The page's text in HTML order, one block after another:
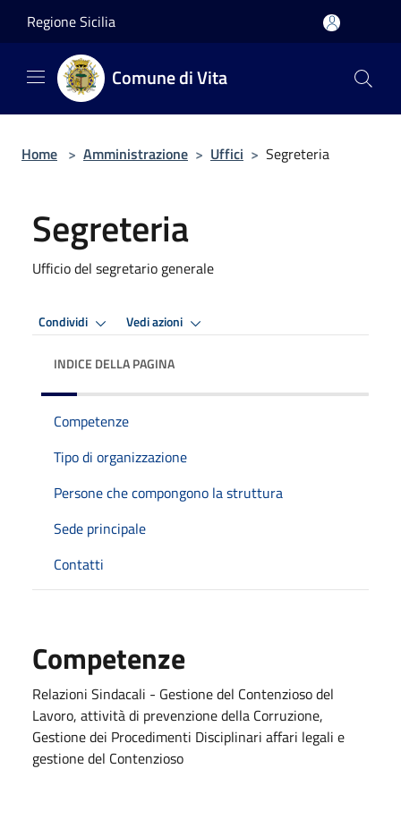
Regione Sicilia
Comune di Vita
Home > Amministrazione > Uffici > Segreteria
Segreteria
Ufficio del segretario generale
Condividi Vedi azioni
INDICE DELLA PAGINA
Competenze
Tipo di organizzazione
Persone che compongono la struttura
Sede principale
Contatti
Competenze
Relazioni Sindacali - Gestione del Contenzioso del
Lavoro, attività di prevenzione della Corruzione,
Gestione dei Procedimenti Disciplinari affari legali e
gestione del Contenzioso